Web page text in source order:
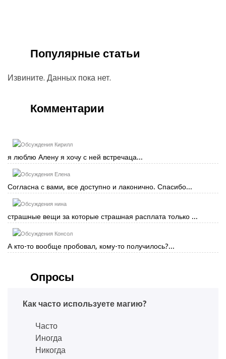
Популярные статьи
Извините. Данных пока нет.
Комментарии
Кирилл
я люблю Алену я хочу с ней встречаца...
Елена
Согласна с вами, все доступно и лаконично. Спасибо...
нина
страшные вещи за которые страшная расплата только ...
Консол
А кто-то вообще пробовал, кому-то получилось?...
Опросы
Как часто используете магию?
Часто
Иногда
Никогда